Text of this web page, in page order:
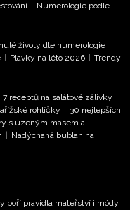
Numerologie podle
životy dle numerologie
Plavky na léto 2026
Trendy
7 receptů na salátové zálivky
rohlíčky
30 nejlepších
s uzeným masem a
Nadýchaná bublanina
boří pravidla mateřství i módy